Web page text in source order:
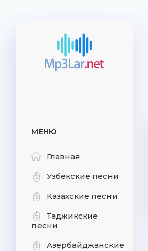
МЕНЮ
Главная
Узбекские песни
Казахские песни
Таджикские
песни
Азербайджанские